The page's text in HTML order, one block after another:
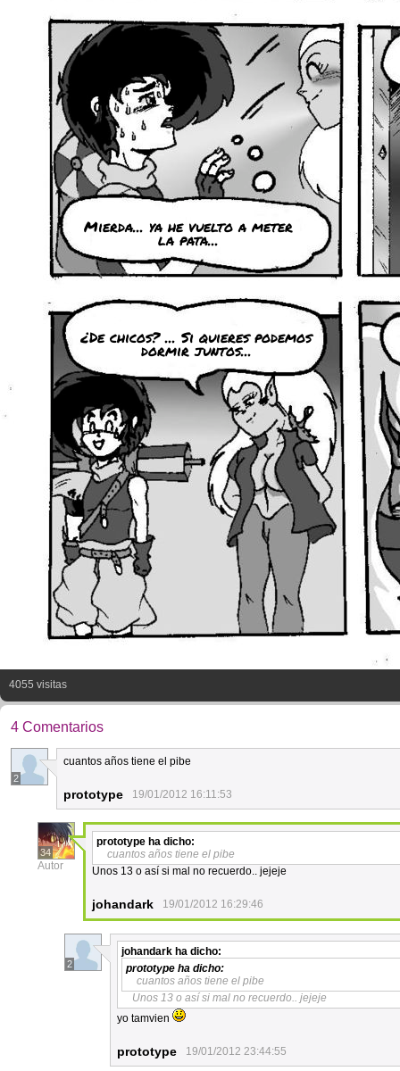
Mierda... ya he vuelto a meter
la pata...
¿De chicos? ... Si quieres podemos
dormir juntos...
4055 visitas
4 Comentarios
2
cuantos años tiene el pibe
prototype 19/01/2012 16:11:53
34
Autor
prototype ha dicho:
cuantos años tiene el pibe
Unos 13 o así si mal no recuerdo.. jejeje
johandark 19/01/2012 16:29:46
2
johandark ha dicho:
prototype ha dicho:
cuantos años tiene el pibe
Unos 13 o así si mal no recuerdo.. jejeje
yo tamvien
prototype 19/01/2012 23:44:55